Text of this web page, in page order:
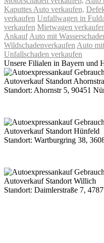
Kaputtes Auto verkaufen,
verkaufen Unfallwagen in
verkaufen Mietwagen
Ankauf Auto mit
Wildschadenverkaufen Auto
Unfallschaden verkaufen
Unsere Filialen in Bayern und
Standort: Ahornstr 5, 90451
Standort: Wartburgring 38,
Standort: Daimlerstraße 7,